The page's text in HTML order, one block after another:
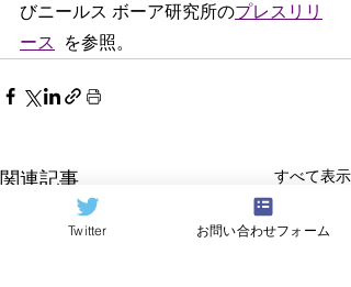
びニールス ボーア研究所のプレスリリ
ース
を参照。
関連記事 すべて表示
Twitter お問い合わせフォーム